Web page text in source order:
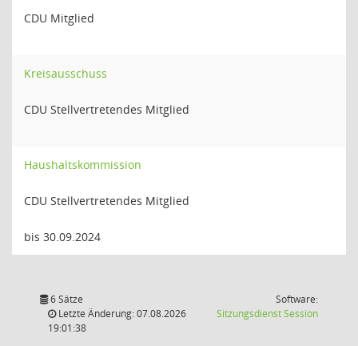
CDU Mitglied
Kreisausschuss
CDU Stellvertretendes Mitglied
Haushaltskommission
CDU Stellvertretendes Mitglied
bis 30.09.2024
6 Sätze
Letzte Änderung: 07.08.2026
19:01:38
Software:
SitzungsdienstSession(Wird in